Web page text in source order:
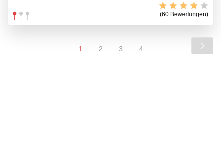
(60 Bewertungen)
1 2 3 4